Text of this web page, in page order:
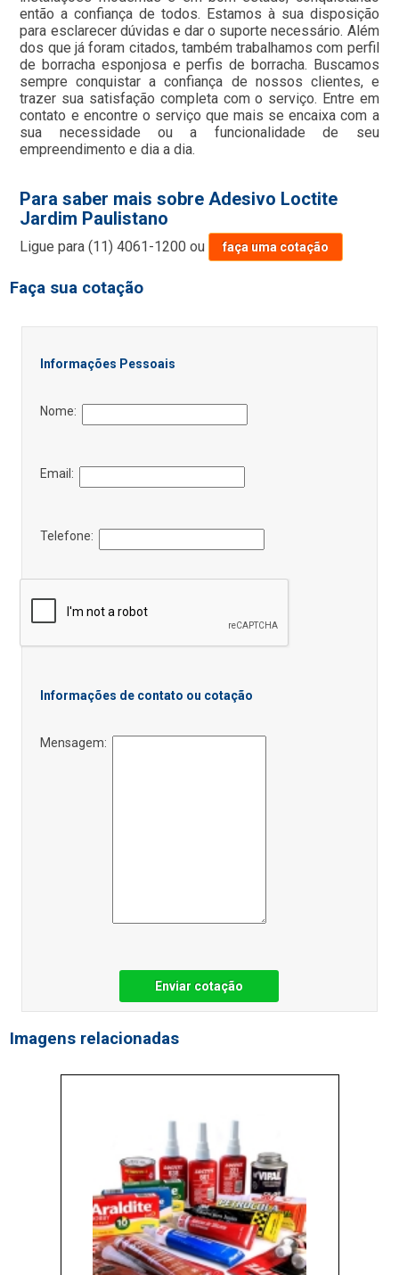
então a confiança de todos. Estamos à sua disposição
para esclarecer dúvidas e dar o suporte necessário. Além
dos que já foram citados, também trabalhamos com perfil
de borracha esponjosa e perfis de borracha. Buscamos
sempre conquistar a confiança de nossos clientes, e
trazer sua satisfação completa com o serviço. Entre em
contato e encontre o serviço que mais se encaixa com a
sua necessidade ou a funcionalidade de seu
empreendimento e dia a dia.
Para saber mais sobre Adesivo Loctite
Jardim Paulistano
Ligue para(11) 4061-1200 ou faça uma cotação
Faça sua cotação
Informações Pessoais
Nome:
Email:
Telefone:
Informações de contato ou cotação
Mensagem:
Enviar cotação
Imagens relacionadas